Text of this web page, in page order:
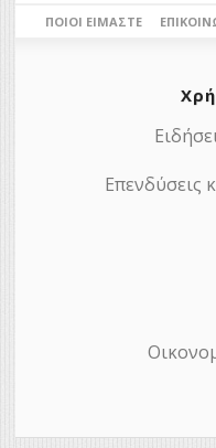
ΠΟΙΟΙ ΕΊΜΑΣΤΕ
Επενδύσεις